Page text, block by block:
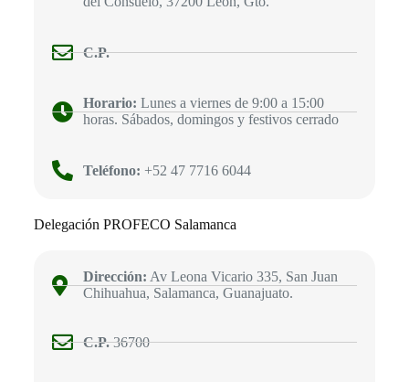
C.P.
Horario: Lunes a viernes de 9:00 a 15:00
horas. Sábados, domingos y festivos cerrado
Teléfono: +52 47 7716 6044
Delegación PROFECO Salamanca
Dirección: Av Leona Vicario 335, San Juan
Chihuahua, Salamanca, Guanajuato.
C.P.36700